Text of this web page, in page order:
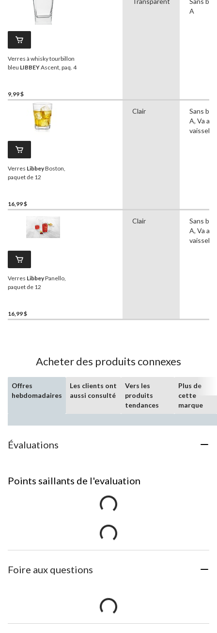
Verres à whisky tourbillon
bleu LIBBEYAscent, paq. 4
9,99 $
A
Verres LibbeyBoston,
paquet de 12
16,99 $
Clair
Sans
A, Va au
vaisselle
Verres LibbeyPanello,
paquet de 12
16,99 $
Clair
Sans
A, Va au
vaisselle
Acheter des produits connexes
Offres
hebdomadaires
Les clients ont
aussi consulté
Vers les
produits
tendances
Plus de
cette
marque
Évaluations
Points saillants de l'evaluation
Foire aux questions